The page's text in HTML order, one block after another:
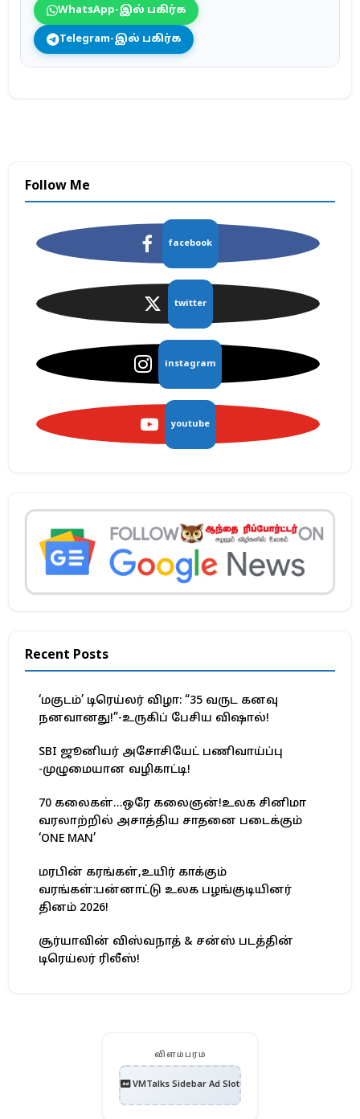
WhatsApp-இல் பகிர்க
Telegram-இல் பகிர்க
Follow Me
facebook
twitter
instagram
youtube
Recent Posts
‘மகுடம்’ டிரெய்லர் விழா: “35 வருட கனவு
நனவானது!”-உருகிப் பேசிய விஷால்!
SBI ஜூனியர் அசோசியேட் பணிவாய்ப்பு
-முழுமையான வழிகாட்டி!
70 கலைகள்…ஒரே கலைஞன்!உலக சினிமா
வரலாற்றில் அசாத்திய சாதனை படைக்கும்
‘ONE MAN’
மரபின் கரங்கள்,உயிர் காக்கும்
வரங்கள்:பன்னாட்டு உலக பழங்குடியினர்
தினம் 2026!
சூர்யாவின் விஸ்வநாத் & சன்ஸ் படத்தின்
டிரெய்லர் ரிலீஸ்!
விளம்பரம்
VMTalks Sidebar Ad Slot